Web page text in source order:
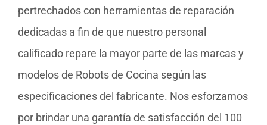
pertrechados con herramientas de reparación
dedicadas a fin de que nuestro personal
calificado repare la mayor parte de las marcas y
modelos de Robots de Cocina según las
especificaciones del fabricante. Nos esforzamos
por brindar una garantía de satisfacción del 100